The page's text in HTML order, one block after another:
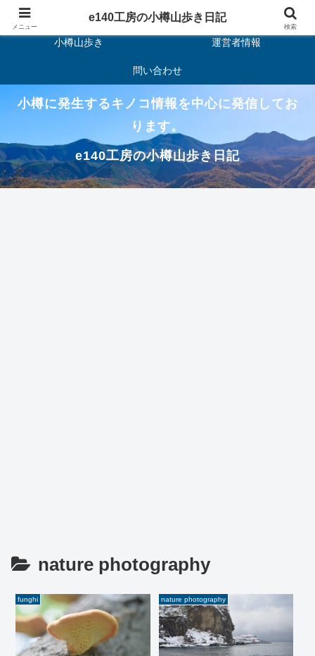
小樽に発生するキノコ情報を中心に発信してお
ります。
e140工房の小樽山歩き日記
ホーム キノコ
小樽山歩き 運営者情報
問い合わせ
nature photography
funghi nature photography
メニュー
e140工房の小樽山歩き日記
検索